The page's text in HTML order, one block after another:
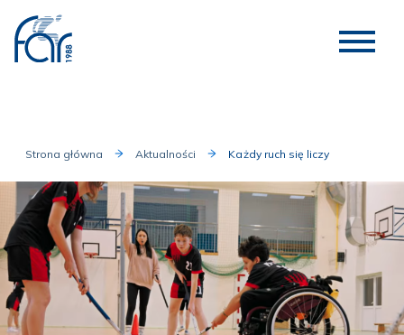
Strona główna Aktualności Każdy ruch się liczy